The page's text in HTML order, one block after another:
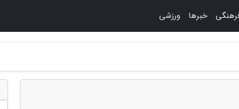
خبرها ورزشی